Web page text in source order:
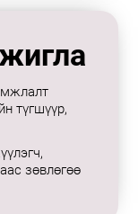
түгшүүр,
зөвлөгөө